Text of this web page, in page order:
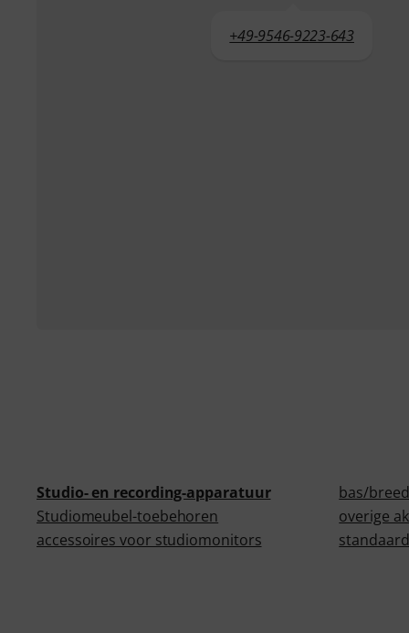
+49-9546-9223-643
Studio- en recording-apparatuur
Studiomeubel-toebehoren
accessoires voor studiomonitors
bas/
overige